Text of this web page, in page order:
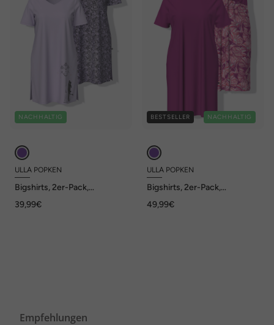
NACHHALTIG
ULLA POPKEN
Bigshirts, 2er-Pack,
Halbarm
39,99€
BESTSELLER NACHHALTIG
ULLA POPKEN
Bigshirts, 2er-Pack,
Halbarm
49,99€
Empfehlungen